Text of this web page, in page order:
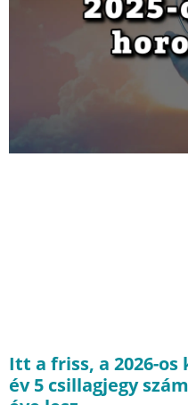
Itt a friss, a 2026-os
év 5 csillagjegy